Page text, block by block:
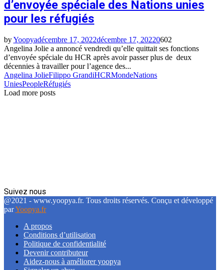
d’envoyée spéciale des Nations unies
pour les réfugiés
byYoopyadécembre 17, 2022décembre 17, 20220602
Angelina Jolie a annoncé vendredi qu’elle quittait ses fonctions
d’envoyée spéciale du HCR après avoir passer plus de deux
décennies à travailler pour l’agence des...
Angelina JolieFilippo GrandiHCRMondeNations
UniesPeopleRéfugiés
Load more posts
Suivez nous
Facebook
Twitter
Linkedin
@2021 - www.yoopya.fr. Tous droits réservés. Conçu et développé
parYoopya.fr
A propos
Conditions d’utilisation
Politique de confidentialité
Devenir contributeur
Aidez-nous à améliorer yoopya